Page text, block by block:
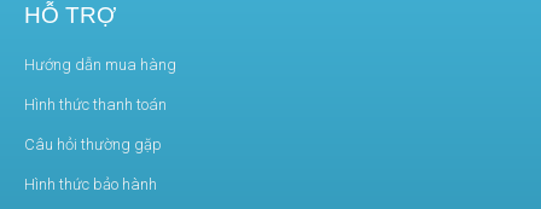
HỖ TRỢ
Hướng dẫn mua hàng
Hình thức thanh toán
Câu hỏi thường gặp
Hình thức bảo hành